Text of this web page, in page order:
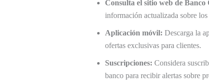
Consulta el sitio web de Banco
información actualizada sobre
Aplicación móvil: Descarga la
ofertas exclusivas para clientes.
Suscripciones: Considera
banco para recibir alertas sobre